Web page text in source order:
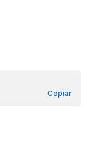
Copiar